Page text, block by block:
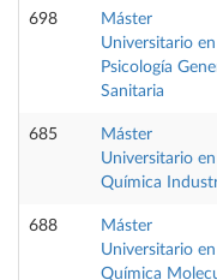
698
Máster
Universitario en
Psicología
Sanitaria
685
Máster
Universitario en
Química
688
Máster
Universitario en
Química